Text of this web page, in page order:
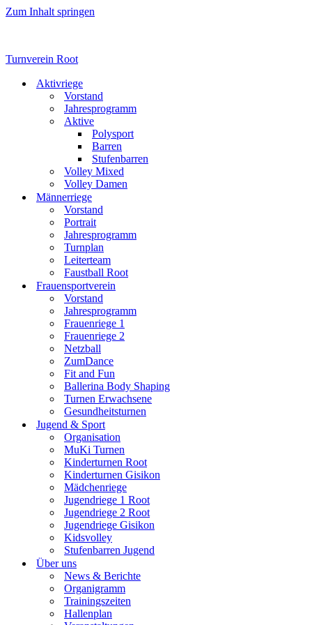
Zum Inhalt springen
Turnverein Root
Aktivriege
Vorstand
Jahresprogramm
Aktive
Polysport
Barren
Stufenbarren
Volley Mixed
Volley Damen
Männerriege
Vorstand
Portrait
Jahresprogramm
Turnplan
Leiterteam
Faustball Root
Frauensportverein
Vorstand
Jahresprogramm
Frauenriege 1
Frauenriege 2
Netzball
ZumDance
Fit and Fun
Ballerina Body Shaping
Turnen Erwachsene
Gesundheitsturnen
Jugend & Sport
Organisation
MuKi Turnen
Kinderturnen Root
Kinderturnen Gisikon
Mädchenriege
Jugendriege 1 Root
Jugendriege 2 Root
Jugendriege Gisikon
Kidsvolley
Stufenbarren Jugend
Über uns
News & Berichte
Organigramm
Trainingszeiten
Hallenplan